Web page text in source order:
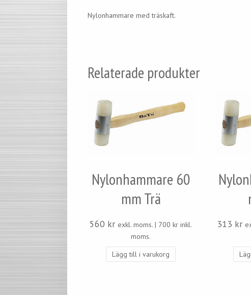
Nylonhammare med träskaft.
Relaterade produkter
Nylonhammare 60
mm Trä
560 kr exkl. moms. | 700kr inkl.
moms.
Lägg till i varukorg
313 kr